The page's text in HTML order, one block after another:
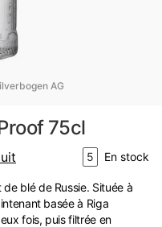
AG
75cl
5 En stock
blé de Russie. Située à
basée à Riga
fois, puis filtrée en